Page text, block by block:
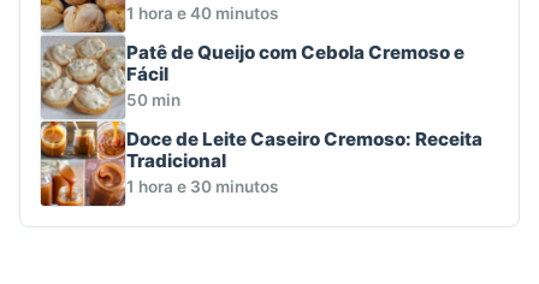
1 hora e 40 minutos
Patê de Queijo com Cebola Cremoso e
Fácil
50 min
Doce de Leite Caseiro Cremoso: Receita
Tradicional
1 hora e 30 minutos